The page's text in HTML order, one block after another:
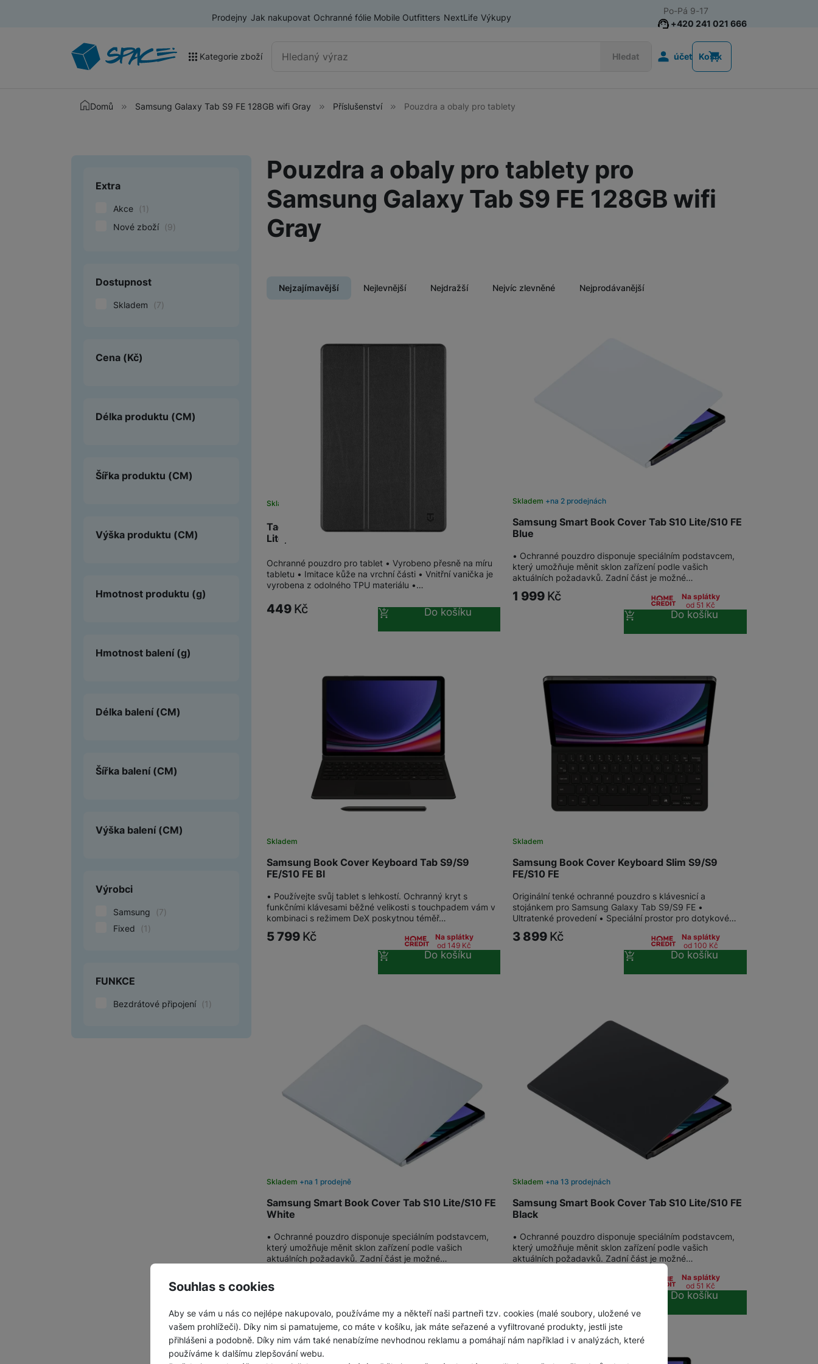
Souhlas s cookies
Aby se vám u nás co nejlépe nakupovalo, používáme my a někteří naši partneři tzv. cookies (malé soubory, uložené ve
vašem prohlížeči). Díky nim si pamatujeme, co máte v košíku, jak máte seřazené a vyfiltrované produkty, jestli jste
přihlášeni a podobně. Díky nim vám také nenabízíme nevhodnou reklamu a pomáhají nám například i v analýzách, které
používáme k dalšímu zlepšování webu.
Prodejny Jak nakupovat Ochranné fólie Mobile Outfitters NextLife Výkupy
Vyhledávání Hledat
Kategorie zboží
Akce a výprodej
Tablety Foto
Péče o zdraví a tělo
Domácí spotřebiče
Příslušenství
+420 241 021 666
Po-Pá 9-17
Uživatelská
účet Košík
Domů Samsung Galaxy Tab S9 FE 128GB wifi Gray Příslušenství Pouzdra a obaly pro tablety
Pouzdra a obaly pro tablety pro
Samsung Galaxy Tab S9 FE 128GB wifi
Gray
Nejzajímavější Nejlevnější Nejdražší Nejvíc zlevněné Nejprodávanější
Upřesnit parametry
Extra
Akce (1 )
Nové zboží (9)
Dostupnost
Skladem (7)
Cena (Kč)
Délka produktu (CM)
Šířka produktu (CM)
Výška produktu (CM)
Hmotnost produktu (g)
Hmotnost balení (g)
Délka balení (CM)
Šířka balení (CM)
Výška balení (CM)
Výrobci
Samsung (7)
Fixed
(1 )
FUNKCE
Bezdrátové připojení (1 )
Tactical Book Tri Fold Tab S9 FE/S10 FE/S10
Lite,B
Skladem
Ochranné pouzdro pro tablet • Vyrobeno přesně na míru
tabletu • Imitace kůže na vrchní části • Vnitřní vanička je
vyrobena z odolného TPU materiálu •…
449 Kč Do košíku
Samsung Smart Book Cover Tab S10 Lite/S10 FE
Blue
Skladem na 2 prodejnách
• Ochranné pouzdro disponuje speciálním podstavcem,
který umožňuje měnit sklon zařízení podle vašich
aktuálních požadavků. Zadní část je možné…
1 999 Kč
Na splátky
od 51 Kč
Do košíku
Samsung Book Cover Keyboard Tab S9/S9
FE/S10 FE Bl
Skladem
• Používejte svůj tablet s lehkostí. Ochranný kryt s
funkčními klávesami běžné velikosti s touchpadem vám v
kombinaci s režimem DeX poskytnou téměř…
5 799 Kč
Na splátky
od 149 Kč
Do košíku
Samsung Book Cover Keyboard Slim S9/S9
FE/S10 FE
Skladem
Originální tenké ochranné pouzdro s klávesnicí a
stojánkem pro Samsung Galaxy Tab S9/S9 FE •
Ultratenké provedení • Speciální prostor pro dotykové…
3 899 Kč
Na splátky
od 100 Kč
Do košíku
Samsung Smart Book Cover Tab S10 Lite/S10 FE
White
Skladem na 1 prodejně
• Ochranné pouzdro disponuje speciálním podstavcem,
který umožňuje měnit sklon zařízení podle vašich
aktuálních požadavků. Zadní část je možné…
Samsung Smart Book Cover Tab S10 Lite/S10 FE
Black
Skladem na 13 prodejnách
• Ochranné pouzdro disponuje speciálním podstavcem,
který umožňuje měnit sklon zařízení podle vašich
aktuálních požadavků. Zadní část je možné…
Na splátky
od 51 Kč
Do košíku